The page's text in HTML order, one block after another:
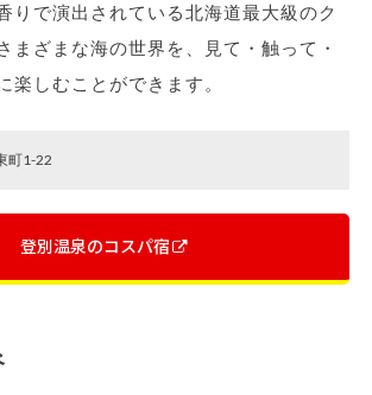
りで演出されている北海道最大級のク
まざまな海の世界を、見て・触って・
楽しむことができます。
町1-22
登別温泉のコスパ宿